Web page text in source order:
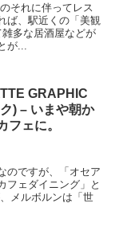
それに伴ってレス
ば、駅近くの「美観
多な居酒屋などが
が...
GRAPHIC
) – いまや朝か
フェに。
のですが、「オセア
フェダイニング」と
メルボルンは「世